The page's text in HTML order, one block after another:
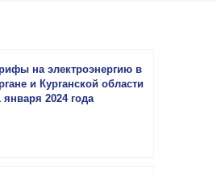
на электроэнергию в
и Курганской области
января 2024 года